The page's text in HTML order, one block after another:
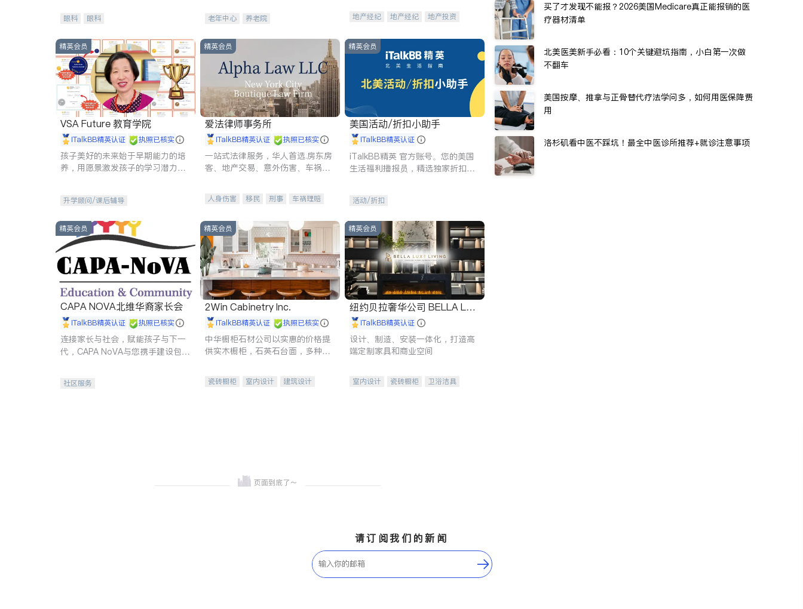
眼科 眼科 老年中心 养老院 地产经纪 地产经纪
地产投资
精英会员
VSA Future 教育学院
iTalkBB精英认证 执照已核实
孩子美好的未来始于早期能力的培
养，用愿景激发孩子的学习潜力和
升学顾问/课后辅导
精英会员
爱法律师事务所
iTalkBB精英认证 执照已核实
一站式法律服务，华人首选.房东房
客、地产交易、意外伤害、车祸重
人身伤害 移民 刑事
车祸理赔
商标注册
索赔 律师-其它 保释
精英会员
美国活动/折扣小助手
iTalkBB精英认证
iTalkBB精英 官方账号。您的美国
生活福利播报员，精选独家折扣、
活动/折扣
精英会员
CAPA NOVA北维华裔家长会
iTalkBB精英认证 执照已核实
连接家长与社会，赋能孩子与下一
代，CAPA NoVA与您携手建设包
社区服务
精英会员
2Win Cabinetry Inc.
iTalkBB精英认证 执照已核实
中华橱柜石材公司以实惠的价格提
供实木橱柜，石英石台面，多种优
瓷砖橱柜 室内设计
建筑设计
精英会员
纽约贝拉奢华公司 BELLA LUX
E iTalkBB精英认证
设计、制造、安装一体化，打造高
端定制家具和商业空间
室内设计 瓷砖橱柜
卫浴洁具
买了才发现不能报？2026美国Medicare真正能报销的医
疗器材清单
北美医美新手必看：10个关键避坑指南，小白第一次做
不翻车
美国按摩、推拿与正骨替代疗法学问多，如何用医保降费
用
洛杉矶看中医不踩坑！最全中医诊所推荐+就诊注意事项
请订阅我们的新闻